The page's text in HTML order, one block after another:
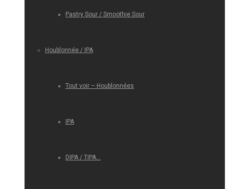
Pastry Sour / Smoothie Sour
Houblonnée / IPA
Tout voir – Houblonnées
IPA
DIPA / TIPA…